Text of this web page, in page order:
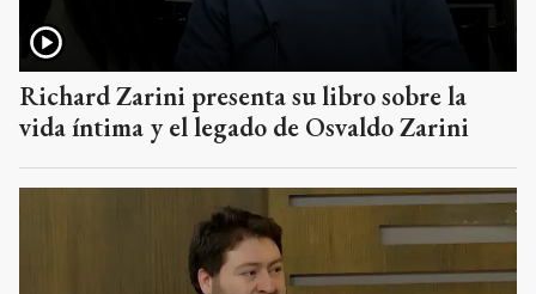
Richard Zarini presenta su libro sobre la
vida íntima y el legado de Osvaldo Zarini